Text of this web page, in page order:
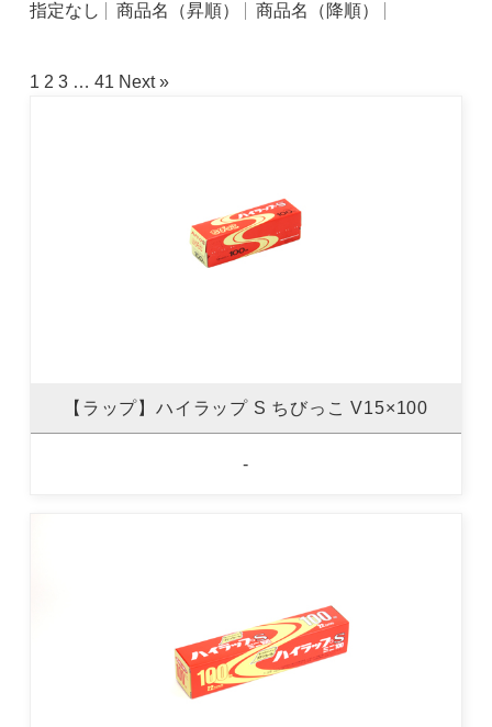
指定なし
商品名（昇順） 商品名（降順）
1 2 3 … 41 Next »
【ラップ】ハイラップ S ちびっこ V15×100
-